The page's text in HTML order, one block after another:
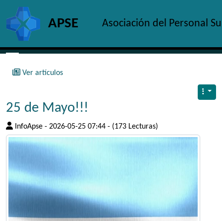
Navigation and related functionality and
Ver artículos
25 de Mayo!!!
InfoApse - 2026-05-25 07:44 - (173 Lecturas)
Site identity, navigation, etc.
APSE Asociación del Personal